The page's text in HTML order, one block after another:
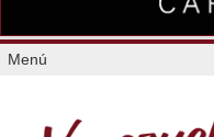
Menú